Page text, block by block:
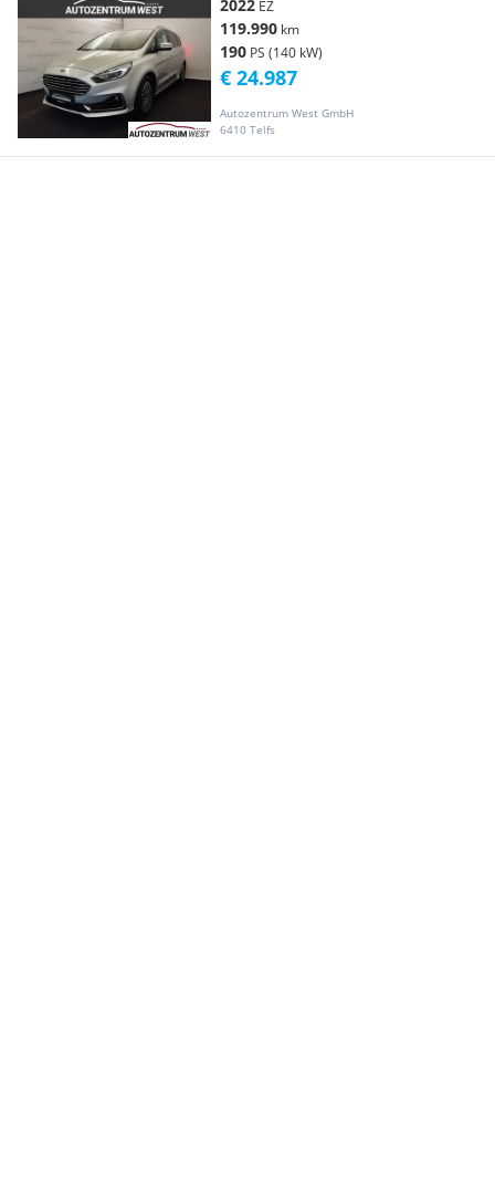
2022 EZ
119.990 km
190 PS (140 kW)
Autozentrum West GmbH
6410 Telfs
€ 24.987